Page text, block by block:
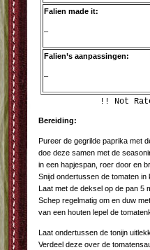
Falien made it:
–
Falien’s aanpassingen:
–
!! Not
Bereiding:
Pureer de gegrilde paprika met
doe deze samen met de
in een hapjespan, roer door en
Snijd ondertussen de tomaten in
Laat met de deksel op de pan 5
Schep regelmatig om en duw
van een houten lepel de
Laat ondertussen de tonijn
Verdeel deze over de